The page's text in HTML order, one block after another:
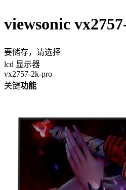
viewsonic
要储存，请选择
lcd 显示器
vx2757-2k-pro
关键功能